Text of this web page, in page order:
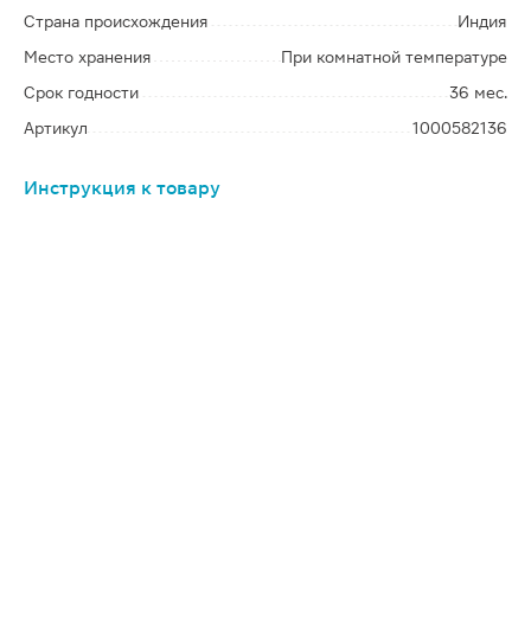
Страна происхождения
Индия
Место хранения
При комнатной температуре
Срок годности
36 мес.
Артикул
1000582136
Инструкция к товару